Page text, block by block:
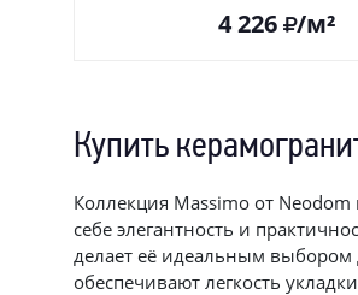
4 226 /м²
Купить
Коллекция Massimo от
себе элегантность и
делает её идеальным
обеспечивают легкость